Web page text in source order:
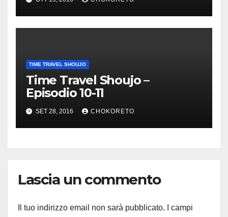
TIME TRAVEL SHOUJO
Time Travel Shoujo –
Episodio 10-11
SET 28, 2016 CHOKORETO
Lascia un commento
Il tuo indirizzo email non sarà pubblicato.
I campi